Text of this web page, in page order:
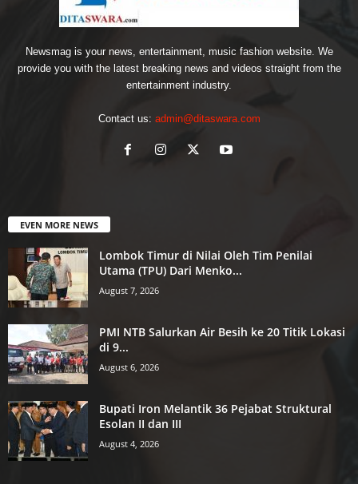
Newsmag is your news, entertainment, music fashion website. We
provide you with the latest breaking news and videos straight from the
entertainment industry.
Contact us: admin@ditaswara.com
EVEN MORE NEWS
Lombok Timur di Nilai Oleh Tim Penilai
Utama (TPU) Dari Menko...
August 7, 2026
PMI NTB Salurkan Air Besih ke 20 Titik Lokasi
di 9...
August 6, 2026
Bupati Iron Melantik 36 Pejabat Struktural
Esolan II dan III
August 4, 2026